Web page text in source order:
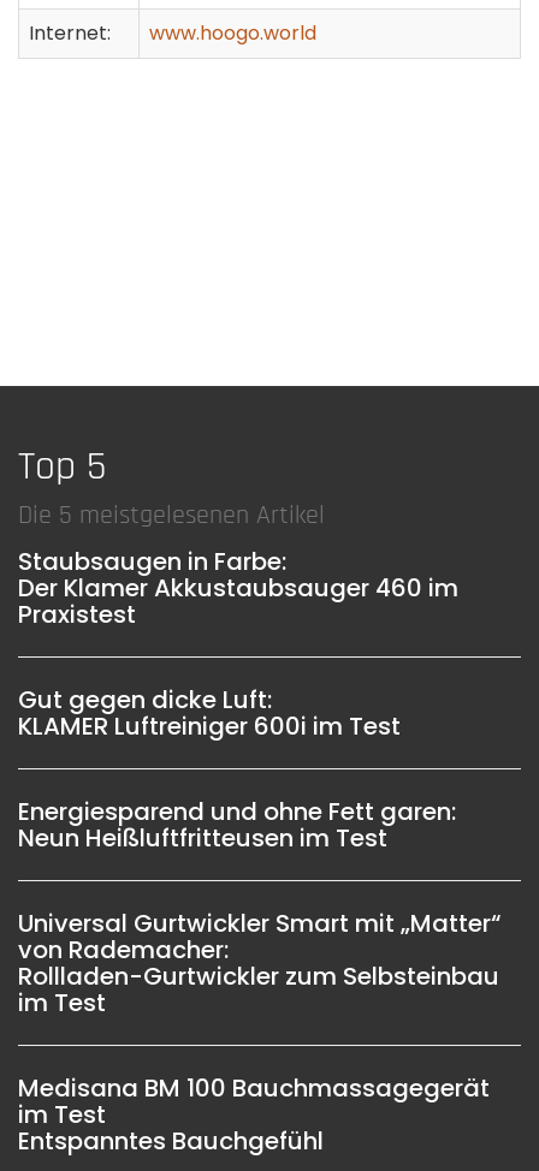
Internet:
www.hoogo.world
Top 5
Die 5 meistgelesenen Artikel
Staubsaugen in Farbe:
Der Klamer Akkustaubsauger 460 im
Praxistest
Gut gegen dicke Luft:
KLAMER Luftreiniger 600i im Test
Energiesparend und ohne Fett garen:
Neun Heißluftfritteusen im Test
Universal Gurtwickler Smart mit „Matter“
von Rademacher:
Rollladen-Gurtwickler zum Selbsteinbau
im Test
Medisana BM 100 Bauchmassagegerät
im Test
Entspanntes Bauchgefühl